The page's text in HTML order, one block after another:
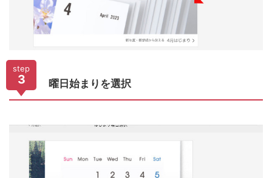
step
3 曜日始まりを選択